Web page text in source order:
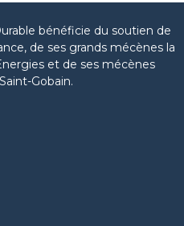
bénéficie du soutien de
de ses grands mécènes la
et de ses mécènes
Gobain.